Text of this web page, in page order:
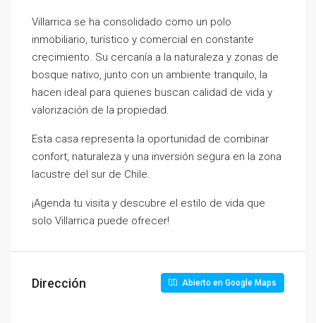
Villarrica se ha consolidado como un polo
inmobiliario, turístico y comercial en constante
crecimiento. Su cercanía a la naturaleza y zonas de
bosque nativo, junto con un ambiente tranquilo, la
hacen ideal para quienes buscan calidad de vida y
valorización de la propiedad.
Esta casa representa la oportunidad de combinar
confort, naturaleza y una inversión segura en la zona
lacustre del sur de Chile.
¡Agenda tu visita y descubre el estilo de vida que
solo Villarrica puede ofrecer!
Dirección Abierto en Google Maps